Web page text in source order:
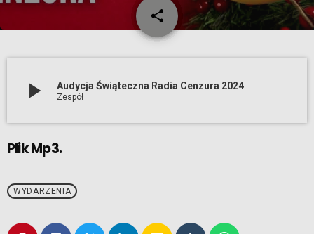
share
email
play_arrow Audycja Świąteczna Radia Cenzura 2024
Zespół
Plik Mp3.
WYDARZENIA